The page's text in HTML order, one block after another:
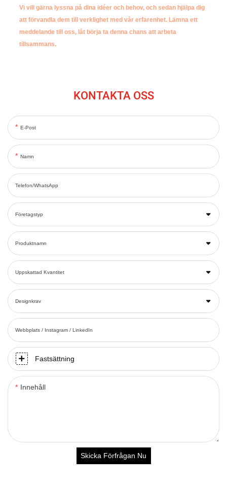
Vi vill gärna lyssna på dina idéer och behov, och sedan hjälpa dig
att förvandla dem till verklighet med vår erfarenhet. Lämna ett
meddelande till oss, låt börja ta denna chans att arbeta
tillsammans.
KONTAKTA OSS
E-Post
Namn
Telefon/WhatsApp
Företagstyp
Produktnamn
Uppskattad Kvantitet
Designkrav
Webbplats / Instagram / LinkedIn
Fastsättning
Innehåll
Skicka Förfrågan Nu